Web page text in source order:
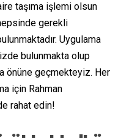
taşıma işlemi olsun
gerekli
Uygulama
bulunmakta olup
önüne geçmekteyiz. Her
için Rahman
rahat edin!